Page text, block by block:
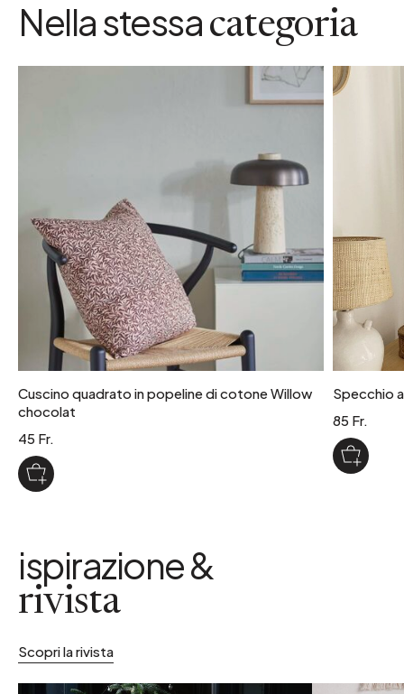
Nella stessa categoria
Cuscino quadrato in popeline di cotone Willow
chocolat
45 Fr.
Specchio
85 Fr.
ispirazione &
rivista
Scopri la rivista